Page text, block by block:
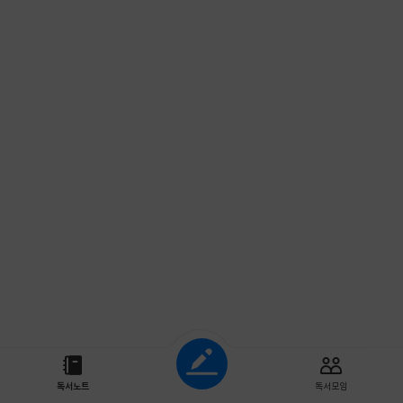
조회하기
독서노트 독서모임